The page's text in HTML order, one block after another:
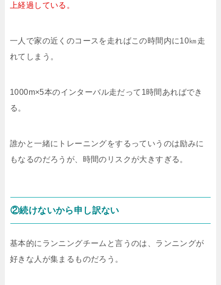
上経過している。
一人で家の近くのコースを走ればこの時間内に10㎞走
れてしまう。
1000m×5本のインターバル走だって1時間あればでき
る。
誰かと一緒にトレーニングをするっていうのは励みに
もなるのだろうが、時間のリスクが大きすぎる。
②続けないから申し訳ない
基本的にランニングチームと言うのは、ランニングが
好きな人が集まるものだろう。